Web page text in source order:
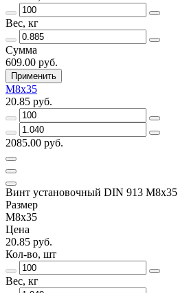
Вес, кг
Сумма
609.00 руб.
Применить
М8х35
20.85 руб.
2085.00 руб.
Винт установочный DIN 913 М8х35
Размер
М8х35
Цена
20.85 руб.
Кол-во, шт
Вес, кг